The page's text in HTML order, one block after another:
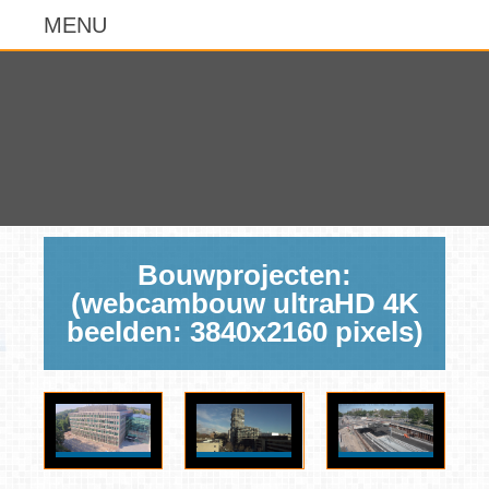
Bouwprojecten:
(webcambouw ultraHD 4K
beelden: 3840x2160 pixels)
Amsterdam:
Amsterdam:
Amstelveen: